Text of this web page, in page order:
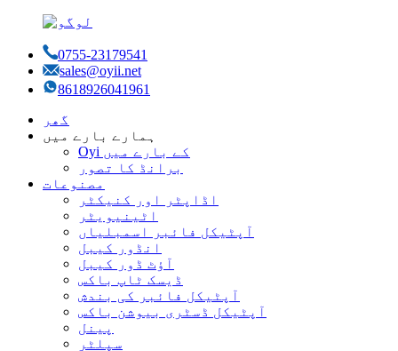
0755-23179541
sales@oyii.net
8618926041961
گھر
ہمارے بارے میں
Oyi کے بارے میں
برانڈ کا تصور
مصنوعات
اڈاپٹر اور کنیکٹر
اٹینیویٹر
آپٹیکل فائبر اسمبلیاں
انڈور کیبل
آؤٹ ڈور کیبل
ڈیسک ٹاپ باکس
آپٹیکل فائبر کی بندش
آپٹیکل ڈسٹری بیوشن باکس
پینل
سپلٹر